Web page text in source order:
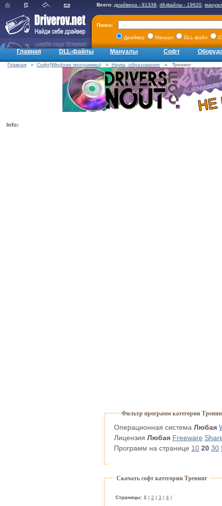
Всего: драйвера - 91338 dll-файлы - 19620
Поиск:
Драйвер Мануал DLL-файл
Главная DLL-файлы Мануалы Софт
Главная » Софт(Windows программы) » Наука, образование » Тренинг
Info:
Фильтр программ категории
Операционная система Любая
Лицензия Любая Freeware
Программ на странице 10 20 30
Скачать софт категории Тренинг
Cтраницы: 1 2 3 4